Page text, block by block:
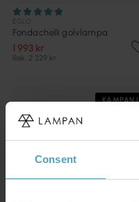
Consent
Fondachelli golvlampa
1 993 kr
Rek. 2 329 kr
KAMPANJ